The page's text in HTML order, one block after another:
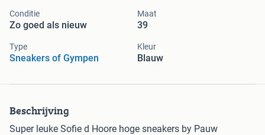
Conditie
Zo goed als nieuw
Maat
39
Type
Sneakers of Gympen
Kleur
Blauw
Beschrijving
Super leuke Sofie d Hoore hoge sneakers by Pauw